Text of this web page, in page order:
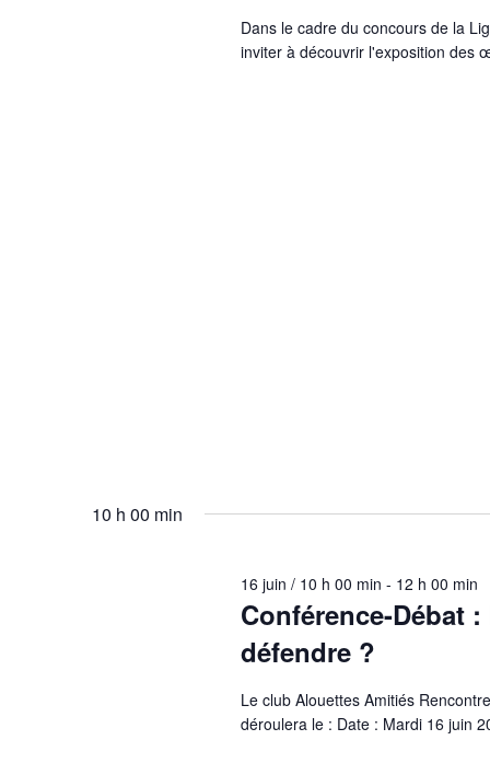
Dans le cadre du concours de la
inviter à découvrir l'exposition des
10 h 00 min
Conférence-Débat
défendre ?
16 juin / 10 h 00 min - 12 h 00 min
Le club Alouettes Amitiés
déroulera le : Date : Mardi 16 juin